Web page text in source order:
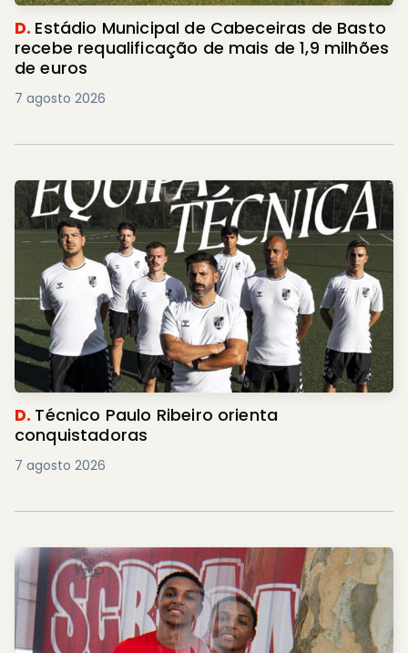
D. Estádio Municipal de Cabeceiras de Basto
recebe requalificação de mais de 1,9 milhões
de euros
7 agosto 2026
D. Técnico Paulo Ribeiro orienta
conquistadoras
7 agosto 2026